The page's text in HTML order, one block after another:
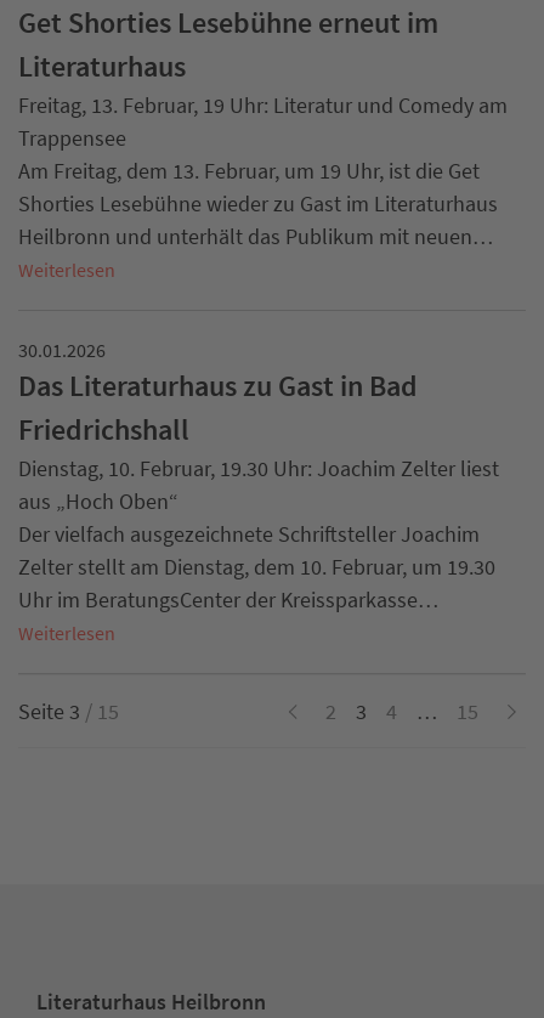
Get Shorties Lesebühne erneut im
Literaturhaus
Freitag, 13. Februar, 19 Uhr: Literatur und Comedy am
Trappensee
Am Freitag, dem 13. Februar, um 19 Uhr, ist die Get
Shorties Lesebühne wieder zu Gast im Literaturhaus
Heilbronn und unterhält das Publikum mit neuen…
Weiterlesen
30.01.2026
Das Literaturhaus zu Gast in Bad
Friedrichshall
Dienstag, 10. Februar, 19.30 Uhr: Joachim Zelter liest
aus „Hoch Oben“
Der vielfach ausgezeichnete Schriftsteller Joachim
Zelter stellt am Dienstag, dem 10. Februar, um 19.30
Uhr im BeratungsCenter der Kreissparkasse…
Weiterlesen
Seite 3 / 15 2 3 4 … 15
Literaturhaus Heilbronn